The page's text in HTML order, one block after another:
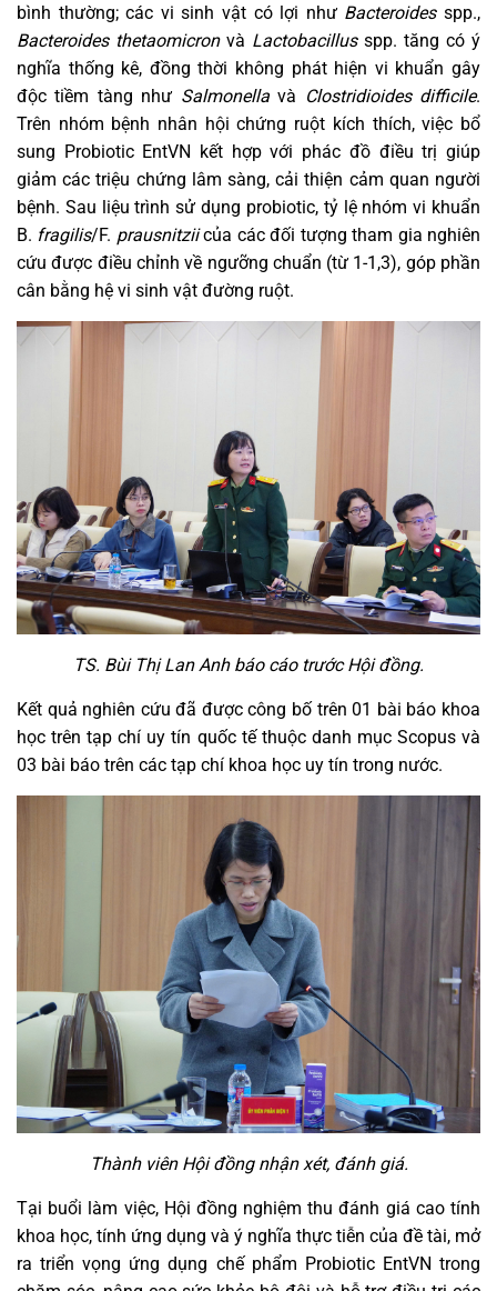
bình thường; các vi sinh vật có lợi như Bacteroidesspp.,
Bacteroides thetaomicronvà Lactobacillusspp. tăng có ý
nghĩa thống kê, đồng thời không phát hiện vi khuẩn gây
độc tiềm tàng như Salmonellavà Clostridioides difficile.
Trên nhóm bệnh nhân hội chứng ruột kích thích, việc bổ
sung Probiotic EntVN kết hợp với phác đồ điều trị giúp
giảm các triệu chứng lâm sàng, cải thiện cảm quan người
bệnh. Sau liệu trình sử dụng probiotic, tỷ lệ nhóm vi khuẩn
B. fragilis/F. prausnitziicủa các đối tượng tham gia nghiên
cứu được điều chỉnh về ngưỡng chuẩn (từ 1-1,3), góp phần
cân bằng hệ vi sinh vật đường ruột.
TS. Bùi Thị Lan Anh báo cáo trước Hội đồng.
Kết quả nghiên cứu đã được công bố trên 01 bài báo khoa
học trên tạp chí uy tín quốc tế thuộc danh mục Scopus và
03 bài báo trên các tạp chí khoa học uy tín trong nước.
Thành viên Hội đồng nhận xét, đánh giá.
Tại buổi làm việc, Hội đồng nghiệm thu đánh giá cao tính
khoa học, tính ứng dụng và ý nghĩa thực tiễn của đề tài, mở
ra triển vọng ứng dụng chế phẩm Probiotic EntVN trong